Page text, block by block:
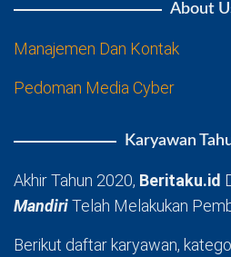
About
Manajemen Dan Kontak
Pedoman Media Cyber
Karyawan
Akhir Tahun 2020, Beritaku.id
MandiriTelah Melakukan
Berikut daftar karyawan,